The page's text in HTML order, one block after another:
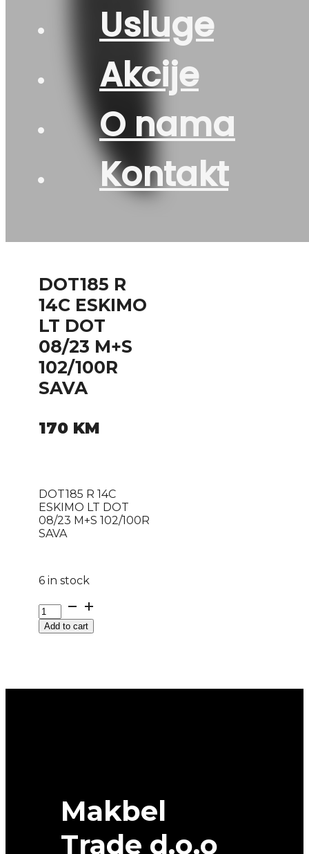
Usluge
Akcije
O nama
Kontakt
DOT185 R
14C ESKIMO
LT DOT
08/23 M+S
102/100R
SAVA
170 KM
DOT185 R 14C
ESKIMO LT DOT
08/23 M+S 102/100R
SAVA
6 in stock
DOT185
R
14C
Add to cart
Makbel
Trade d.o.o